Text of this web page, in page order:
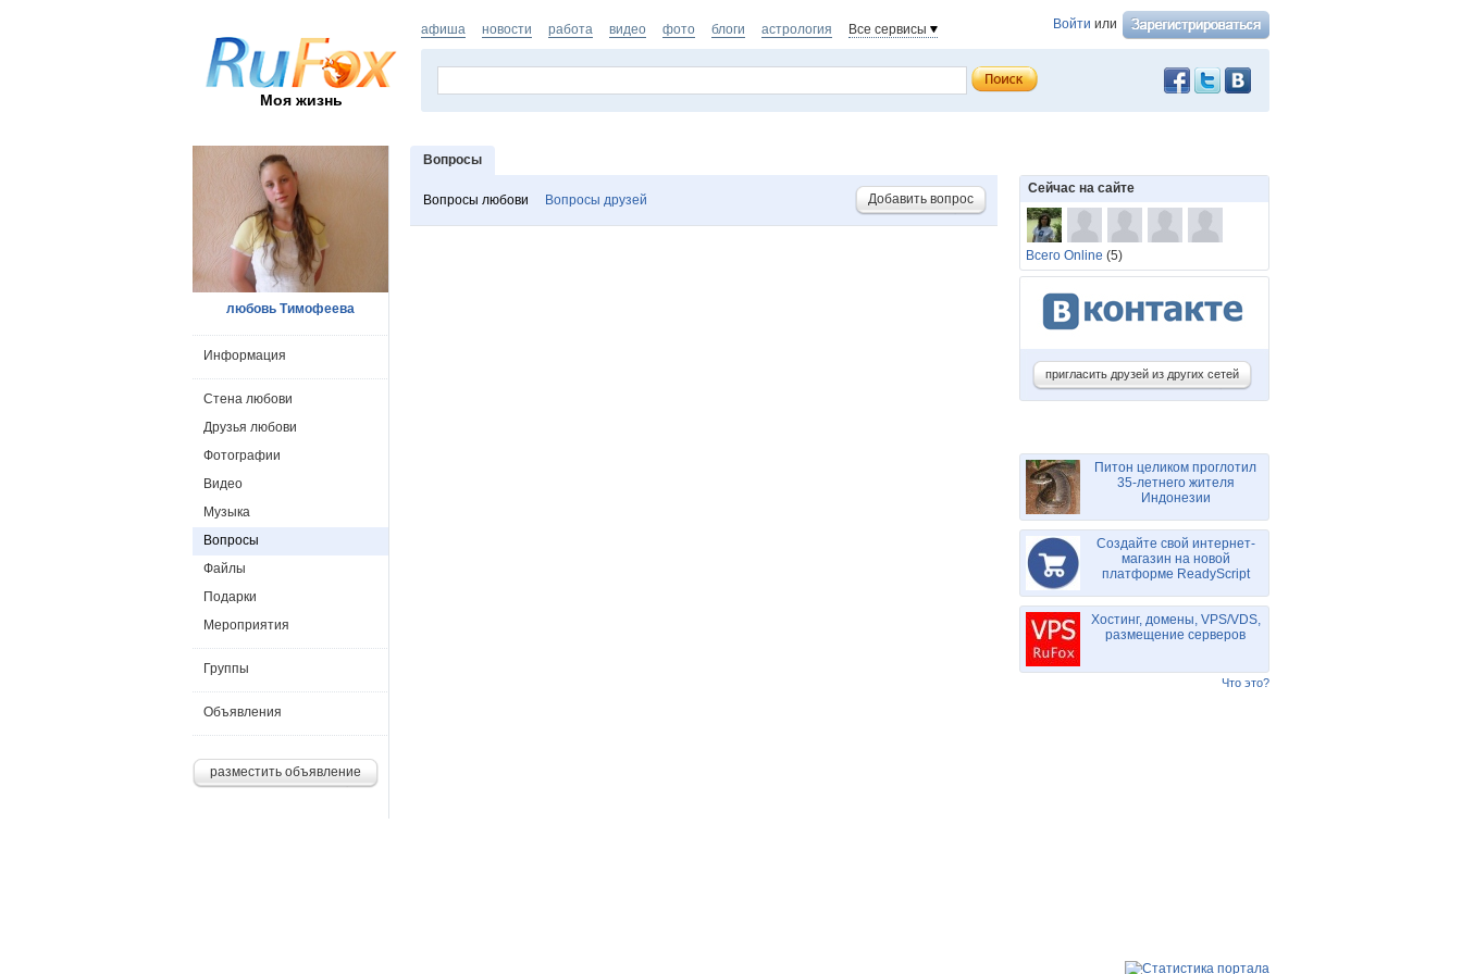
Моя жизнь
Войти или
афиша новости работа видео фото блоги астрология Все сервисы
Вопросы
Вопросы любови Вопросы друзей Добавить вопрос
любовь Тимофеева
Информация
Стена любови
Друзья любови
Фотографии
Видео
Музыка
Вопросы
Файлы
Подарки
Мероприятия
Группы
Объявления
разместить объявление
Сейчас на сайте
Всего Online (5)
пригласить друзей из других сетей
Питон целиком проглотил
35-летнего жителя
Индонезии
Создайте свой интернет-
магазин на новой
платформе ReadyScript
Хостинг, домены, VPS/VDS,
размещение серверов
Что это?